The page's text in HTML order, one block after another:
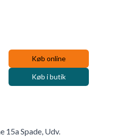
Køb online
Køb i butik
15a Spade, Udv.